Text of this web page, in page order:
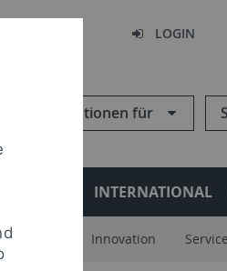
LOGIN
Informationen für
INTERNATIONAL
Innovation Service